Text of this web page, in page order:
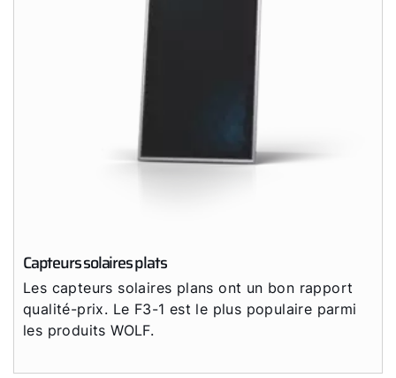
Capteurs solaires plats
Les capteurs solaires plans ont un bon rapport
qualité-prix. Le F3-1 est le plus populaire parmi
les produits WOLF.